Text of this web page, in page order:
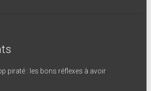
piraté : les bons réflexes à avoir